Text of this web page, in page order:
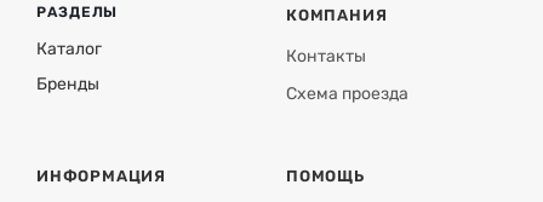
РАЗДЕЛЫ
Каталог
Бренды
КОМПАНИЯ
Контакты
Схема проезда
ИНФОРМАЦИЯ ПОМОЩЬ